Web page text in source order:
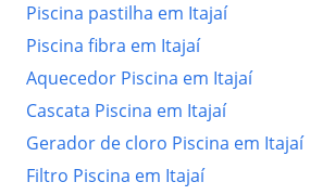
Piscina pastilha em Itajaí
Piscina fibra em Itajaí
Aquecedor Piscina em Itajaí
Cascata Piscina em Itajaí
Gerador de cloro Piscina em Itajaí
Filtro Piscina em Itajaí